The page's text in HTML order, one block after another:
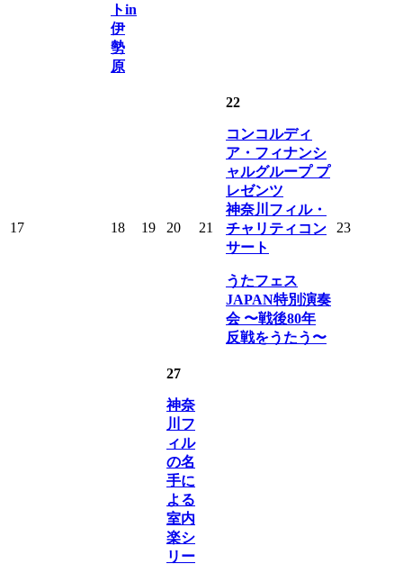
トin
伊
勢
原
17 18 19 20 21
22
コンコルディ
ア・フィナンシ
ャルグループ プ
レゼンツ
神奈川フィル・
チャリティコン
サート
うたフェス
JAPAN特別演奏
会 〜戦後80年
反戦をうたう〜
23
27
神奈
川フ
ィル
の名
手に
よる
室内
楽シ
リー